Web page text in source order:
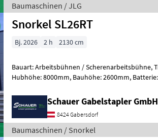
Baumaschinen / JLG
Snorkel SL26RT
Bj. 2026 2 h 2130 cm
Bauart: Arbeitsbühnen / Scherenarbeitsbühne, Tragkraft: 680kg,
Hubhöhe: 8000mm, Bauhöhe: 2600mm, Batterie: Starter 12V ,
Schauer Gabelstapler GmbH
8424 Gabersdorf
Baumaschinen / Snorkel